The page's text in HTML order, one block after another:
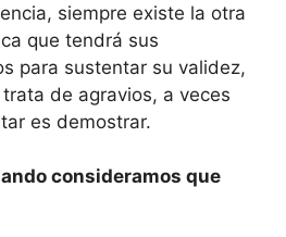
siempre existe la otra
que tendrá sus
para sustentar su validez,
de agravios, a veces
es demostrar.
consideramos que